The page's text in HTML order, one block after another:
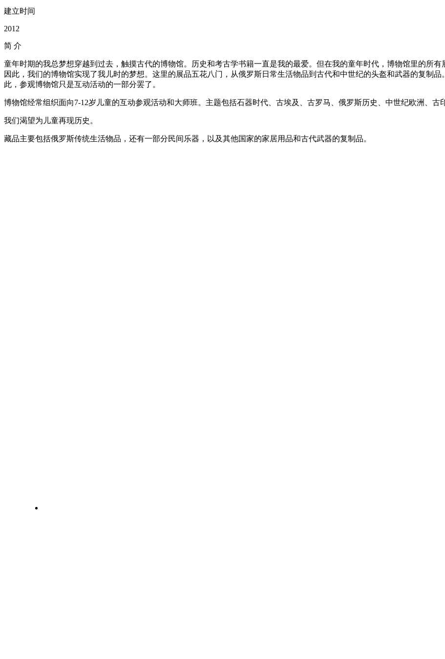
建立时间
2012
简 介
童年时期的我总梦想穿越到过去，触摸古代的博物馆。历史和考古学书籍一直是我的最爱。但在我的童年时代，博物馆里的所有
因此，我们的博物馆实现了我儿时的梦想。这里的展品五花八门，从俄罗斯日常生活物品到古代和中世纪的头盔和武器的复制
此，参观博物馆只是互动活动的一部分罢了。
博物馆经常组织面向7-12岁儿童的互动参观活动和大师班。主题包括石器时代、古埃及、古罗马、俄罗斯历史、中世纪欧洲、古
我们渴望为儿童再现历史。
藏品主要包括俄罗斯传统生活物品，还有一部分民间乐器，以及其他国家的家居用品和古代武器的复制品。